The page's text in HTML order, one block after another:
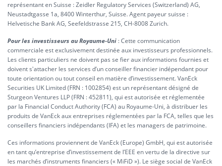
représentant en Suisse : Zeidler Regulatory Services (Switzerland) AG,
Neustadtgasse 1a, 8400 Winterthur, Suisse. Agent payeur suisse :
Helvetische Bank AG, Seefeldstrasse 215, CH-8008 Zurich.
Pour les investisseurs au Royaume-Uni : Cette communication
commerciale est exclusivement destinée aux investisseurs professionnels.
Les clients particuliers ne doivent pas se fier aux informations fournies et
doivent s'attacher les services d’un conseiller financier indépendant pour
toute orientation ou tout conseil en matière d’investissement. VanEck
Securities UK Limited (FRN : 1002854) est un représentant désigné de
Sturgeon Ventures LLP (FRN : 452811), qui est autorisée et réglementée
par la Financial Conduct Authority (FCA) au Royaume-Uni, à distribuer les
produits de VanEck aux entreprises réglementées par la FCA, telles que les
conseillers financiers indépendants (IFA) et les managers de patrimoine.
Ces informations proviennent de VanEck (Europe) GmbH, qui est autorisée
en tant qu’entreprise d’investissement de l’EEE en vertu de la directive sur
les marchés d’instruments financiers (« MiFiD »). Le siège social de VanEck